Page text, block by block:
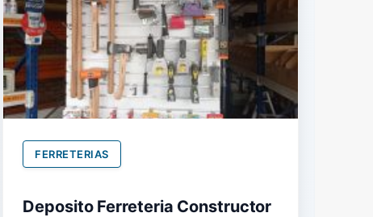
FERRETERIAS
Deposito Ferreteria Constructor